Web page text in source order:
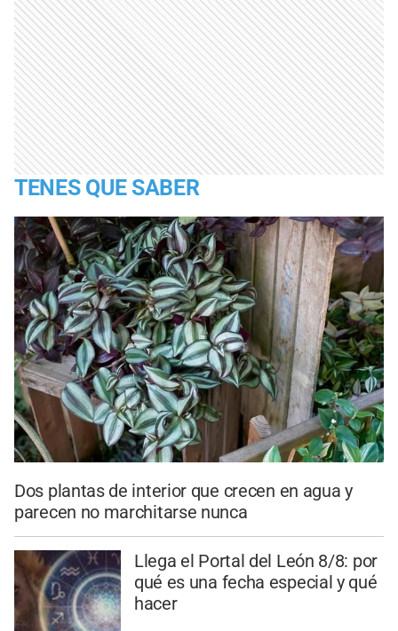
TENES QUE SABER
Dos plantas de interior que crecen en agua y
parecen no marchitarse nunca
Llega el Portal del León 8/8: por
qué es una fecha especial y qué
hacer